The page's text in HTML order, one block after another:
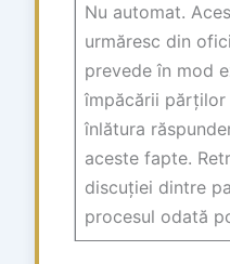
Nu automat.
urmăresc din
prevede în mod
împăcării
înlătura
aceste fapte.
discuției dintre
procesul odată